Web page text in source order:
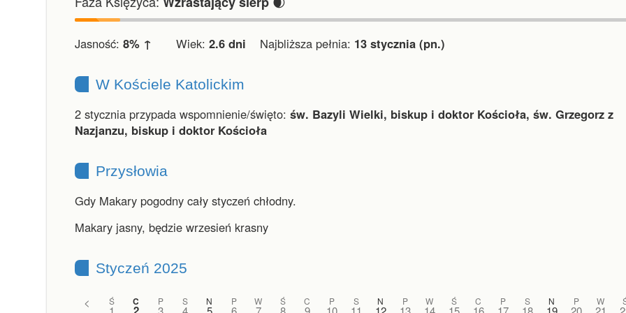
Jasność: 8% ↑ Wiek: 2.6 dni Najbliższa pełnia: 13 stycznia (pn.)
W Kościele Katolickim
2 stycznia przypada wspomnienie/święto: św. Bazyli Wielki, biskup i doktor Kościoła, św. Grzegorz z
Nazjanzu, biskup i doktor Kościoła
Przysłowia
Gdy Makary pogodny cały styczeń chłodny.
Makary jasny, będzie wrzesień krasny
Styczeń 2025
< Ś C P S N P W Ś C P S N P W Ś C P S N P W